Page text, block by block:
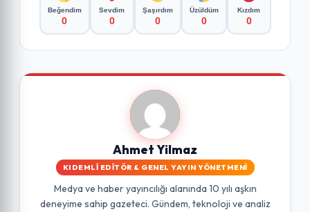
Beğendim
0
Sevdim
0
Şaşırdım
0
Üzüldüm
0
Kızdım
0
Ahmet Yilmaz
KIDEMLI EDITÖR & GENEL YAYIN YÖNETMENI
Medya ve haber yayıncılığı alanında 10 yılı aşkın
deneyime sahip gazeteci. Gündem, teknoloji ve analiz